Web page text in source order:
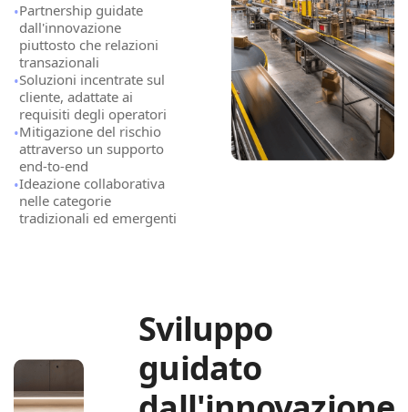
•Partnership guidate
dall'innovazione
piuttosto che relazioni
transazionali
•Soluzioni incentrate sul
cliente, adattate ai
requisiti degli operatori
•Mitigazione del rischio
attraverso un supporto
end-to-end
•Ideazione collaborativa
nelle categorie
tradizionali ed emergenti
Sviluppo
guidato